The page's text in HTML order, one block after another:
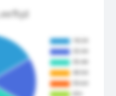
Leeftijd